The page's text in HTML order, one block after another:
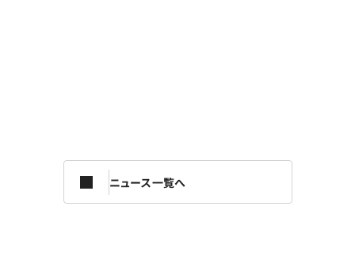
ニュース一覧へ